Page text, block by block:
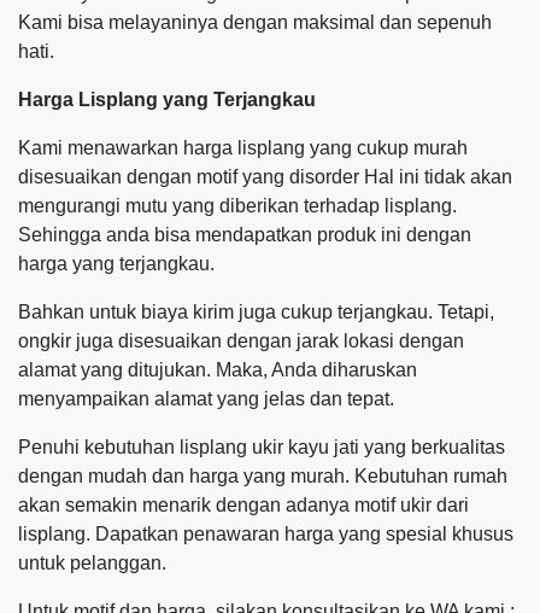
Kami bisa melayaninya dengan maksimal dan sepenuh
hati.
Harga Lisplang yang Terjangkau
Kami menawarkan harga lisplang yang cukup murah
disesuaikan dengan motif yang disorder Hal ini tidak akan
mengurangi mutu yang diberikan terhadap lisplang.
Sehingga anda bisa mendapatkan produk ini dengan
harga yang terjangkau.
Bahkan untuk biaya kirim juga cukup terjangkau. Tetapi,
ongkir juga disesuaikan dengan jarak lokasi dengan
alamat yang ditujukan. Maka, Anda diharuskan
menyampaikan alamat yang jelas dan tepat.
Penuhi kebutuhan lisplang ukir kayu jati yang berkualitas
dengan mudah dan harga yang murah. Kebutuhan rumah
akan semakin menarik dengan adanya motif ukir dari
lisplang. Dapatkan penawaran harga yang spesial khusus
untuk pelanggan.